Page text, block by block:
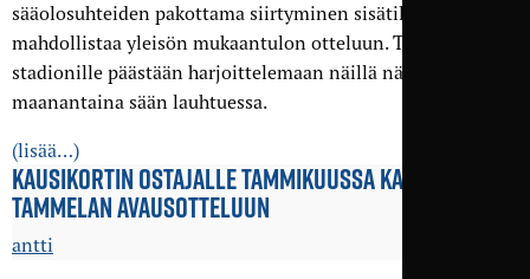
sääolosuhteiden pakottama siirtyminen sisätiloihin
mahdollistaa yleisön mukaantulon otteluun. Tammelan
stadionille päästään harjoittelemaan näillä näkymin heti
maanantaina sään lauhtuessa.
(lisää…)
KAUSIKORTIN OSTAJALLE TAMMIKUUSSA KAKSI LIPPUA
TAMMELAN AVAUSOTTELUUN
antti